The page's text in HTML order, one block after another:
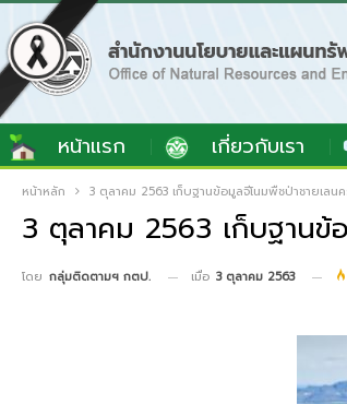
หน้าแรก เกี่ยวกับเรา
หน้าหลัก 3 ตุลาคม 2563 เก็บฐานข้อมูลจีโนมพืชป่าชายเลนค
3 ตุลาคม 2563 เก็บฐานข้
โดย กลุ่มติดตามฯ กตป. เมื่อ 3 ตุลาคม 2563